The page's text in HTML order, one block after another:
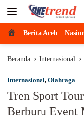
Beranda
Berita Aceh
Beranda Internasional
Internasional, Olahraga
Tren Sport
Berburu Event